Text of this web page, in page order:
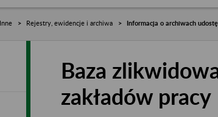
Inne Rejestry, ewidencje i archiwa Informacja o archiwach
Baza
zakładów pracy